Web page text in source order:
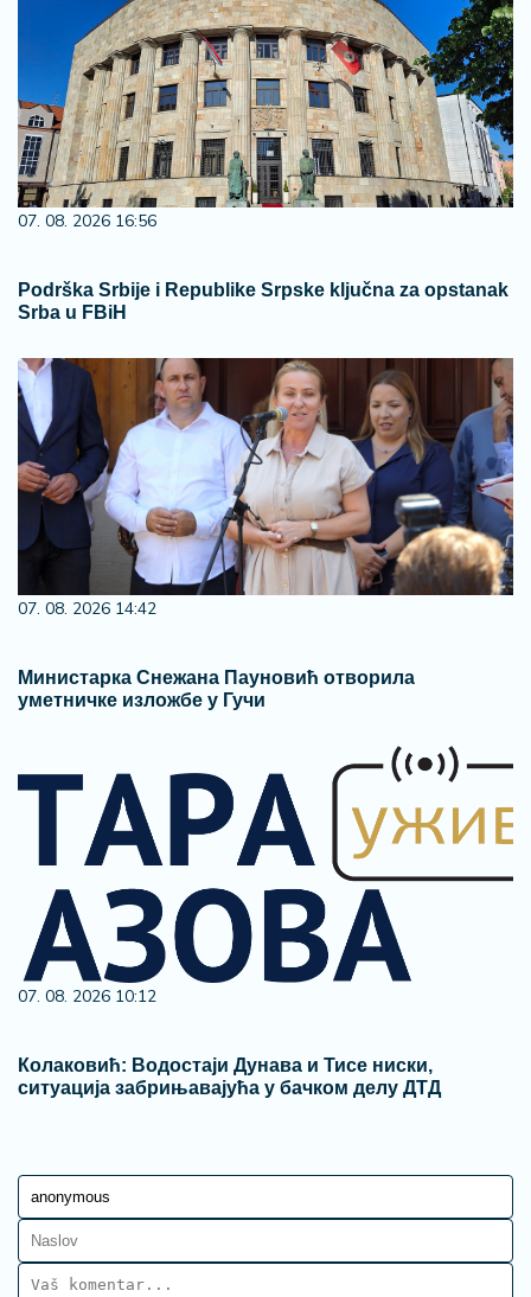
07. 08. 2026 16:56
Podrška Srbije i Republike Srpske ključna za opstanak
Srba u FBiH
07. 08. 2026 14:42
Министарка Снежана Пауновић отворила
уметничке изложбе у Гучи
07. 08. 2026 10:12
Колаковић: Водостаји Дунава и Тисе ниски,
ситуација забрињавајућа у бачком делу ДТД